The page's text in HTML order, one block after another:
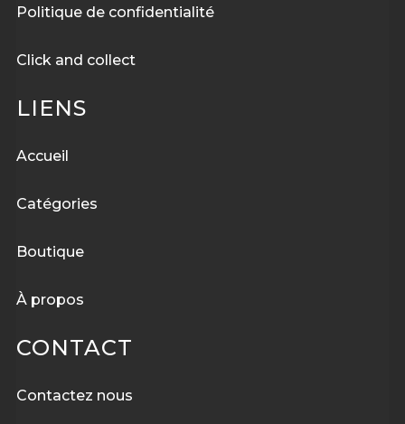
Politique de confidentialité
Click and collect
LIENS
Accueil
Catégories
Boutique
Àpropos
CONTACT
Contactez nous